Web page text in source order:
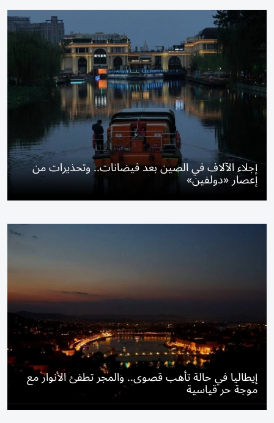
إجلاء الآلاف في الصين بعد فيضانات.. وتحذيرات من
إعصار «دولفين»
إيطاليا في حالة تأهب قصوى.. والمجر تطفئ الأنوار مع
موجة حر قياسية